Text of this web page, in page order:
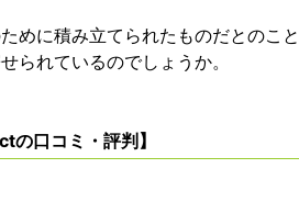
めに積み立てられたものだとのこ
られているのでしょうか。
口コミ・評判】